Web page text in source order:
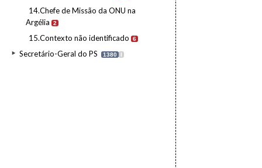
14.Chefe de Missão da ONU na
Argélia
2
15.Contexto não identificado 6
Secretário-Geral do PS 1380 I